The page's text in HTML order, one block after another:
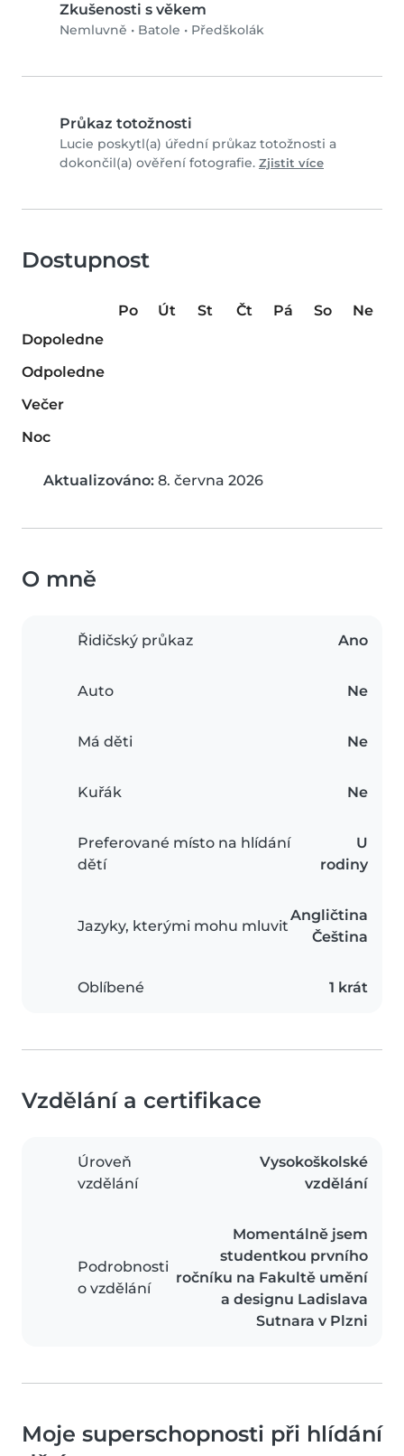
Zkušenosti s věkem
Nemluvně • Batole • Předškolák
Průkaz totožnosti
Lucie poskytl(a) úřední průkaz totožnosti a
dokončil(a) ověření fotografie. Zjistit více
Dostupnost
Po Út St Čt Pá So
Ne
Dopoledne
Odpoledne
Večer
Noc
Aktualizováno: 8. června 2026
O mně
Řidičský průkaz Ano
Auto Ne
Má děti Ne
Kuřák Ne
Preferované místo na hlídání
dětí
U
rodiny
Jazyky, kterými mohu mluvit
Angličtina
Čeština
Oblíbené 1 krát
Vzdělání a certifikace
Úroveň
vzdělání
Vysokoškolské
vzdělání
Podrobnosti
o vzdělání
Momentálně jsem
studentkou prvního
ročníku na Fakultě umění
a designu Ladislava
Sutnara v Plzni
Moje superschopnosti při hlídání